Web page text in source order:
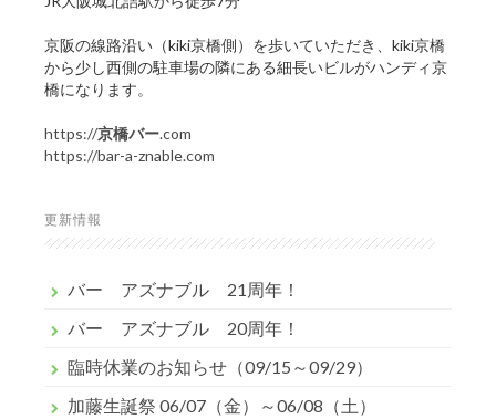
京阪の線路沿い（kiki京橋側）を歩いていただき、kiki京橋
から少し西側の駐車場の隣にある細長いビルがハンディ京
橋になります。
https://京橋バー.com
https://bar-a-znable.com
更新情報
バー アズナブル 21周年！
バー アズナブル 20周年！
臨時休業のお知らせ（09/15～09/29）
加藤生誕祭 06/07（金）～06/08（土）